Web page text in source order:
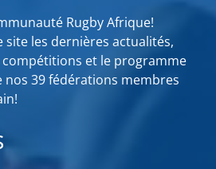
Rugby Afrique!
site les dernières actualités,
et le programme
nos 39 fédérations membres